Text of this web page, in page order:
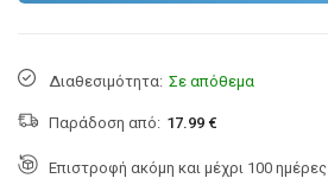
Διαθεσιμότητα: Σε απόθεμα
Παράδοση από: 17.99 €
Επιστροφή ακόμη και μέχρι 100 ημέρες